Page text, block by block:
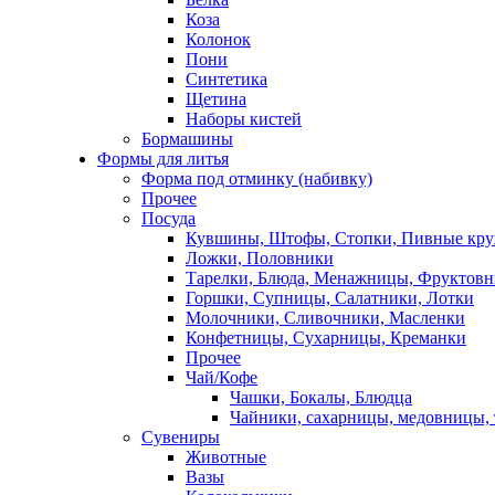
Коза
Колонок
Пони
Синтетика
Щетина
Наборы кистей
Бормашины
Формы для литья
Форма под отминку (набивку)
Прочее
Посуда
Кувшины, Штофы, Стопки, Пивные
Ложки, Половники
Тарелки, Блюда, Менажницы,
Горшки, Супницы, Салатники, Лотки
Молочники, Сливочники, Масленки
Конфетницы, Сухарницы, Креманки
Прочее
Чай/Кофе
Чашки, Бокалы, Блюдца
Чайники, сахарницы, медовницы,
Сувениры
Животные
Вазы